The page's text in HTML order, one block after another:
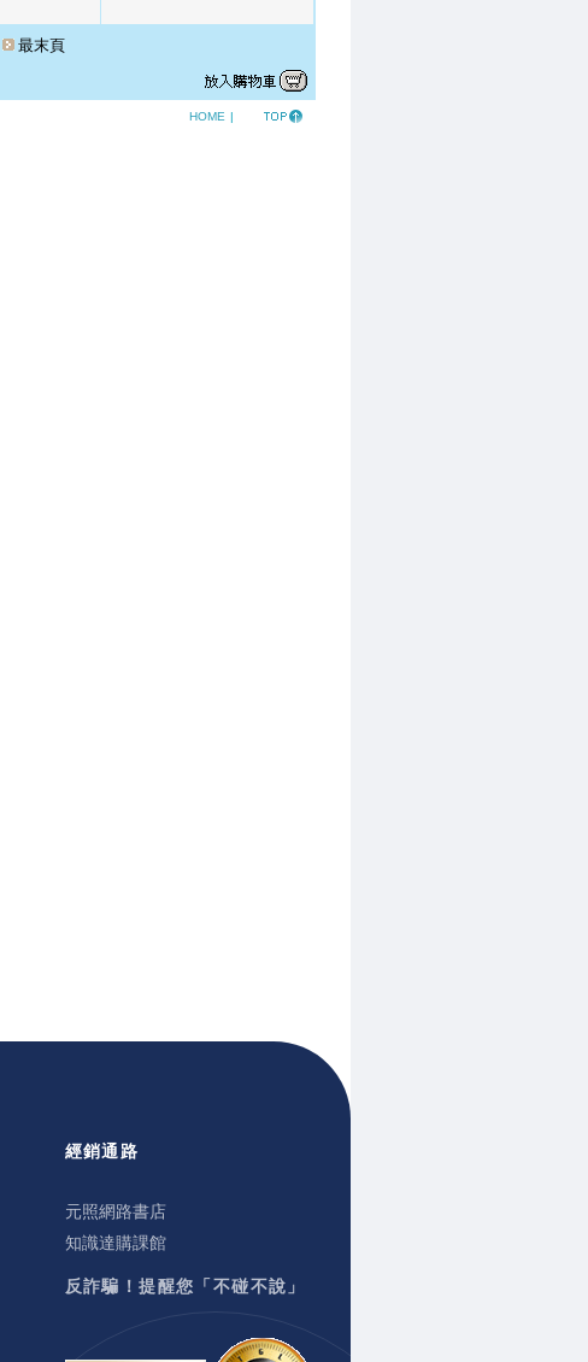
最末頁
HOME |
經銷通路
元照網路書店
知識達購課館
反詐騙！提醒您「不碰不說」